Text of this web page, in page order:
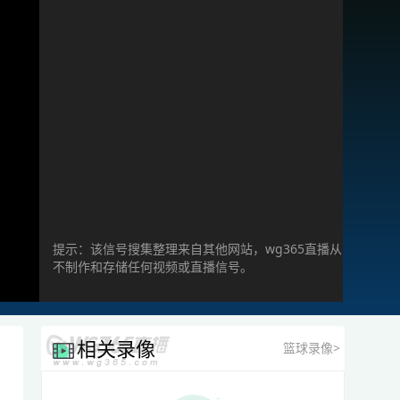
提示：该信号搜集整理来自其他网站，wg365直播从
不制作和存储任何视频或直播信号。
相关录像 篮球录像>